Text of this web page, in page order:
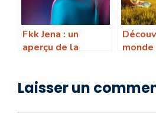
Fkk Jena : un
aperçu de la
savoir
Laisser un